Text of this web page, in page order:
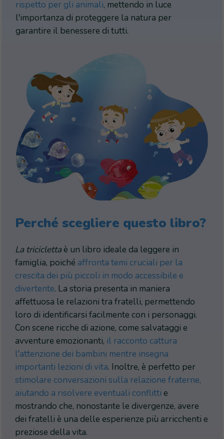
rispetto per gli animali, mettendo in luce
l'importanza di proteggere la natura per
garantire il benessere di tutti.
Perché scegliere questo libro?
La triciclettaè un libro ideale da leggere in
famiglia, poiché affronta temi cruciali per la
crescita dei più piccoli in modo accessibile e
divertente. La storia presenta in maniera
affettuosa le relazioni tra fratelli, permettendo
loro di identificarsi facilmente con i personaggi.
Con scene ricche di azione, come salvataggi e
avventure emozionanti, il racconto cattura
l'attenzione dei bambini mentre insegna
importanti lezioni di vita. Inoltre, è perfetto per
stimolare conversazioni sulla relazione fraterne,
aiutando a risolvere eventuali conflitti e
mostrando che, nonostante le divergenze, avere
dei fratelli è una delle esperienze più arricchenti e
preziose della vita.